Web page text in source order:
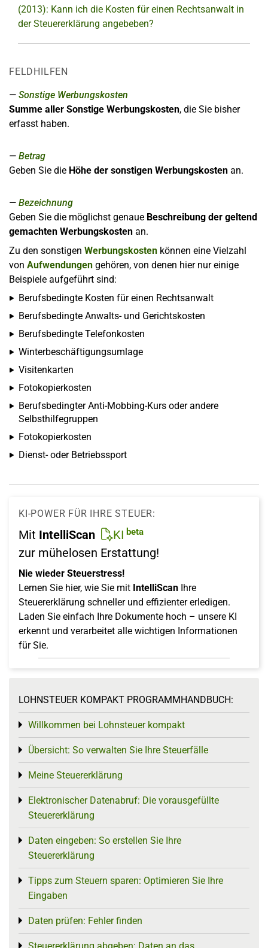
(2013): Kann ich die Kosten für einen Rechtsanwalt in
der Steuererklärung angebeben?
FELDHILFEN
Sonstige Werbungskosten
Summe aller Sonstige Werbungskosten, die Sie bisher
erfasst haben.
Betrag
Geben Sie die Höhe der sonstigen Werbungskosten an.
Bezeichnung
Geben Sie die möglichst genaue Beschreibung der geltend
gemachten Werbungskosten an.
Zu den sonstigen Werbungskosten können eine Vielzahl
von Aufwendungen gehören, von denen hier nur einige
Beispiele aufgeführt sind:
Berufsbedingte Kosten für einen Rechtsanwalt
Berufsbedingte Anwalts- und Gerichtskosten
Berufsbedingte Telefonkosten
Winterbeschäftigungsumlage
Visitenkarten
Fotokopierkosten
Berufsbedingter Anti-Mobbing-Kurs oder andere
Selbsthilfegruppen
Fotokopierkosten
Dienst- oder Betriebssport
KI-POWER FÜR IHRE STEUER:
Mit IntelliScan KI beta
zur mühelosen Erstattung!
Nie wieder Steuerstress!
Lernen Sie hier, wie Sie mit IntelliScan Ihre
Steuererklärung schneller und effizienter erledigen.
Laden Sie einfach Ihre Dokumente hoch – unsere KI
erkennt und verarbeitet alle wichtigen Informationen
für Sie.
LOHNSTEUER KOMPAKT PROGRAMMHANDBUCH:
Willkommen bei Lohnsteuer kompakt
Toggle menu
Übersicht: So verwalten Sie Ihre Steuerfälle
Toggle menu
Meine Steuererklärung
Toggle menu
Elektronischer Datenabruf: Die vorausgefüllte
Steuererklärung
Toggle menu
Daten eingeben: So erstellen Sie Ihre
Steuererklärung
Toggle menu
Tipps zum Steuern sparen: Optimieren Sie Ihre
Eingaben
Toggle menu
Daten prüfen: Fehler finden
Toggle menu